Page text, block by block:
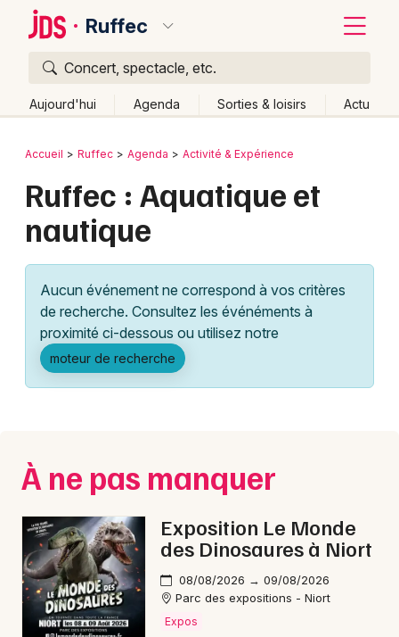
Ruffec
Concert, spectacle, etc.
Aujourd'hui Agenda Sorties & loisirs Actu
Publier un événement
Grands événements
Activité & Expérience
Manifestations
Foires & salons
Concerts
Sports
Soirées
Sorties famille
Bordeaux
Colmar
Lille
Lyon
Marseille
Mulhouse
Nice
Paris
Strasbourg
Toulouse
Toutes les villes
Retour
Accueil Ruffec Agenda Activité & Expérience
Ruffec : Aquatique et
nautique
Aucun événement ne correspond à vos critères
de recherche. Consultez les événéments à
proximité ci-dessous ou utilisez notre
moteur de recherche
À ne pas manquer
Exposition Le Monde
des Dinosaures à Niort
08/08/2026 → 09/08/2026
Parc des expositions - Niort
Expos
Quoi ?
Où ?
Partout
Près de moi Changer de lieu
Quand ?
Aujourd'hui
Demain Ce week-end Autre